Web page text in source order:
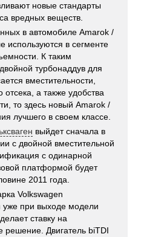
новые стандарты
вредных веществ.
в автомобиле Amarok /
используются в сегменте
К таким
турбонаддув для
вместительности,
а также удобства
то здесь новый Amarok /
лучшего в своем классе.
выйдет сначала в
с двойной вместительной
с одинарной
платформой будет
2011 года.
Volkswagen
уже при выходе модели
ставку на
решение. Двигатель biTDI